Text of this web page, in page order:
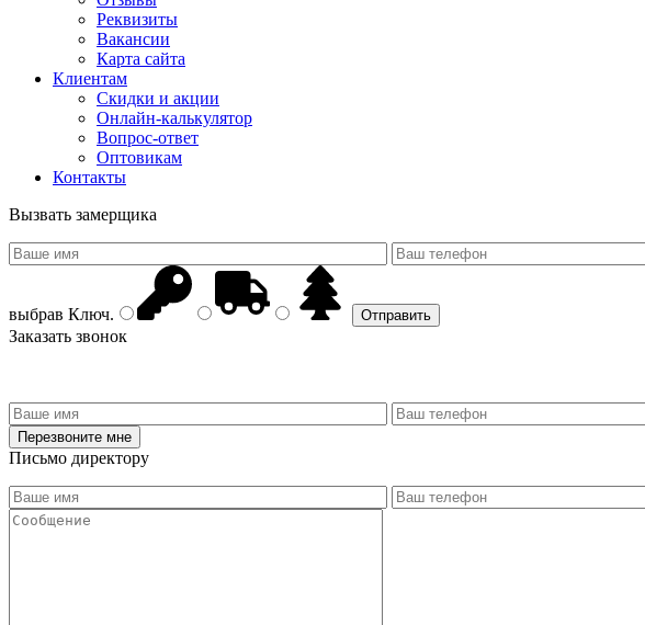
Реквизиты
Вакансии
Карта сайта
Клиентам
Скидки и акции
Онлайн-калькулятор
Вопрос-ответ
Оптовикам
Контакты
Вызвать замерщика
выбрав Ключ.
Заказать звонок
Письмо директору